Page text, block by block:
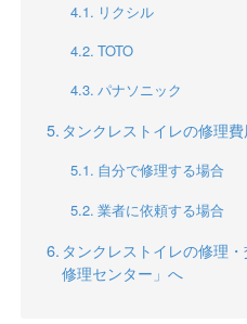
リクシル
TOTO
パナソニック
タンクレストイレの修理
自分で修理する場合
業者に依頼する場合
タンクレストイレの修理
修理センター」へ